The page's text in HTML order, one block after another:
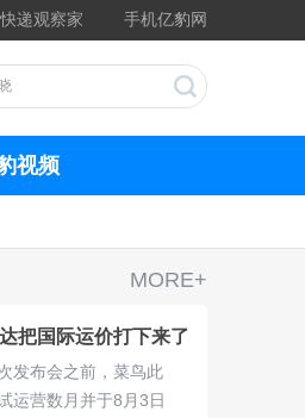
快递观察家 手机亿豹网
视频
MORE+
把国际运价打下来了
发布会之前，菜鸟此
运营数月并于8月3日